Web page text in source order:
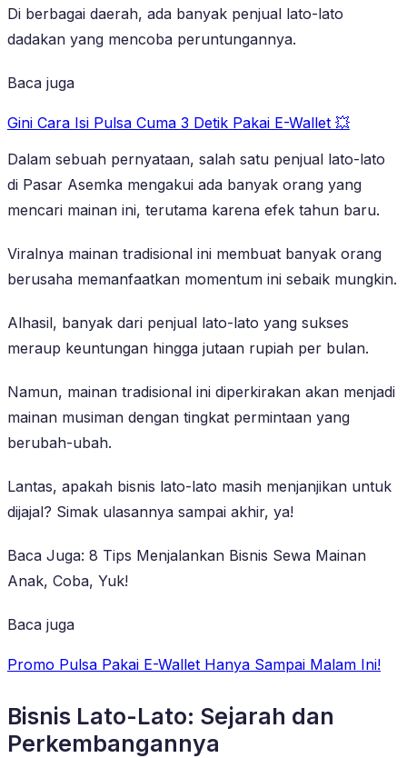
Di berbagai daerah, ada banyak penjual lato-lato
dadakan yang mencoba peruntungannya.
Baca juga
Gini Cara Isi Pulsa Cuma 3 Detik Pakai E-Wallet 💥
Dalam sebuah pernyataan, salah satu penjual lato-lato
di Pasar Asemka mengakui ada banyak orang yang
mencari mainan ini, terutama karena efek tahun baru.
Viralnya mainan tradisional ini membuat banyak orang
berusaha memanfaatkan momentum ini sebaik mungkin.
Alhasil, banyak dari penjual lato-lato yang sukses
meraup keuntungan hingga jutaan rupiah per bulan.
Namun, mainan tradisional ini diperkirakan akan menjadi
mainan musiman dengan tingkat permintaan yang
berubah-ubah.
Lantas, apakah bisnis lato-lato masih menjanjikan untuk
dijajal? Simak ulasannya sampai akhir, ya!
Baca Juga: 8 Tips Menjalankan Bisnis Sewa Mainan
Anak, Coba, Yuk!
Baca juga
Promo Pulsa Pakai E-Wallet Hanya Sampai Malam Ini!
Bisnis Lato-Lato: Sejarah dan
Perkembangannya